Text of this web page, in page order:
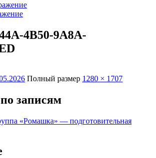
4B50-9A8A-
Полный размер 1280 × 1707
записям
«Ромашка» — подготовительная